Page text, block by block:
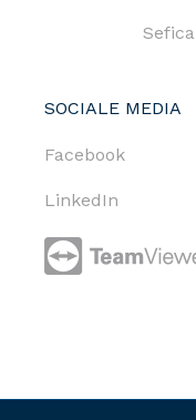
Sefica
SOCIALE MEDIA
Facebook
LinkedIn